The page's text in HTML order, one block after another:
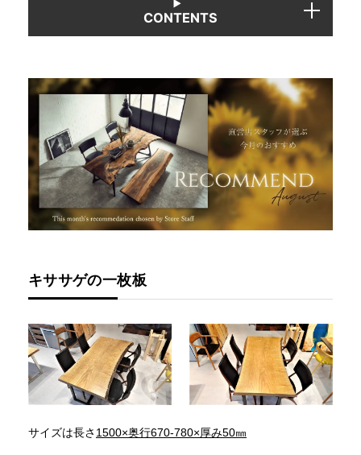
MOKUBA CHANNEL
よくあるご質問
お問い合わせ
CONTENTS
キササゲの一枚板
サイズは長さ 1500×奥行670-780×厚み50㎜